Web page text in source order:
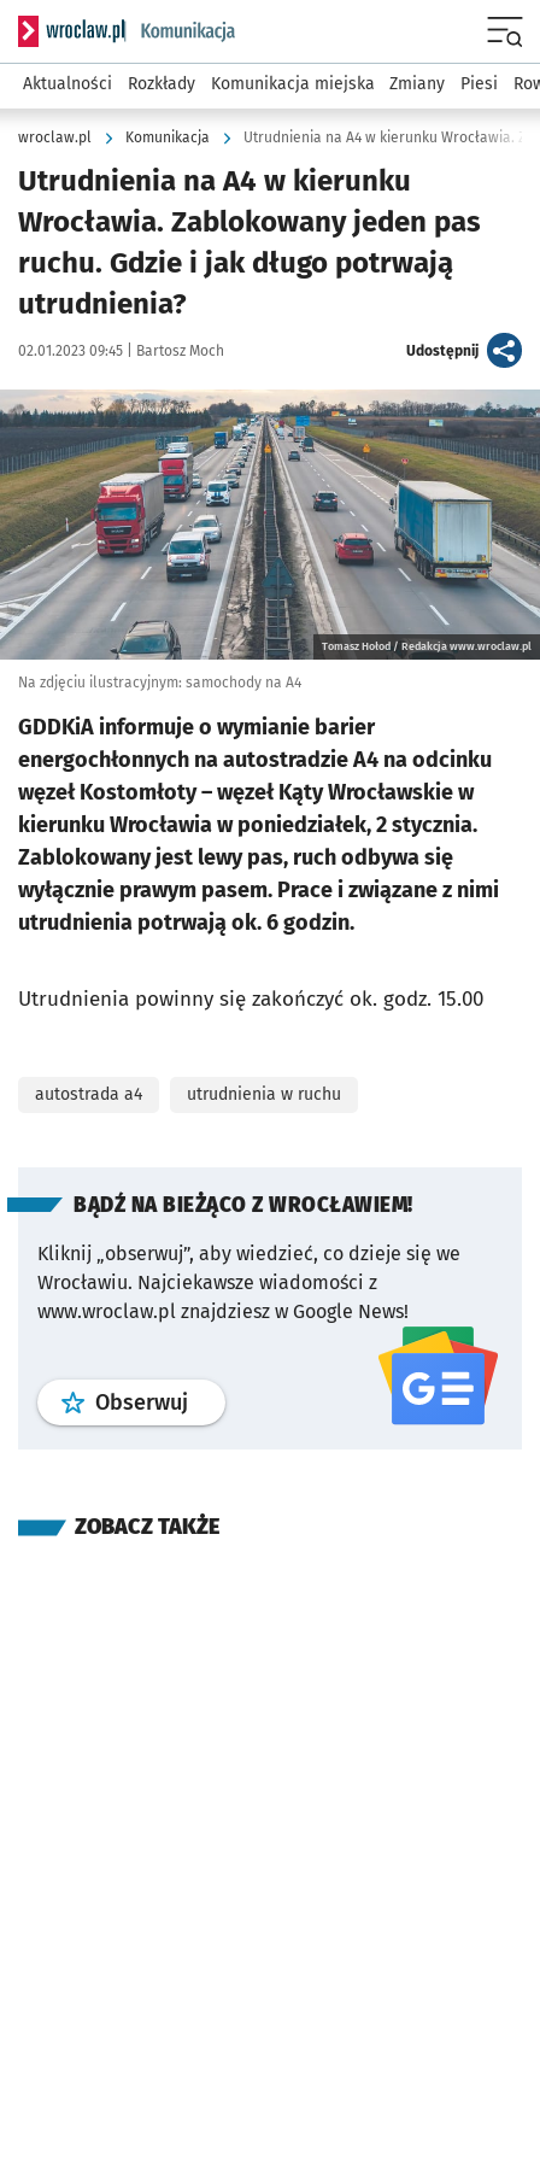
Serwis informacyjny wroclaw.pl podserwis: Komunikacja
Aktualności Rozkłady Komunikacja miejska Zmiany Piesi
wroclaw.pl Komunikacja
Utrudnienia na A4 w kierunku
Wrocławia. Zablokowany jeden pas
ruchu. Gdzie i jak długo potrwają
utrudnienia?
Data publikacji:
02.01.2023 09:45 | Autor:
Bartosz Moch Udostępnijartykuł
Kliknij, aby powiększyć
Tomasz Hołod / Redakcja www.wroclaw.pl
Na zdjęciu ilustracyjnym: samochody na A4
GDDKiA informuje o wymianie barier
energochłonnych na autostradzie A4 na odcinku
węzeł Kostomłoty – węzeł Kąty Wrocławskie w
kierunku Wrocławia w poniedziałek, 2 stycznia.
Zablokowany jest lewy pas, ruch odbywa się
wyłącznie prawym pasem. Prace i związane z nimi
utrudnienia potrwają ok. 6 godzin.
Utrudnienia powinny się zakończyć ok. godz. 15.00
autostrada a4 utrudnienia w ruchu
BĄDŹ NA BIEŻĄCO Z WROCŁAWIEM!
Kliknij „obserwuj”, aby wiedzieć, co dzieje się we
Wrocławiu. Najciekawsze wiadomości z
www.wroclaw.pl znajdziesz w Google News!
Obserwuj profil serwisu
ZOBACZ TAKŻE